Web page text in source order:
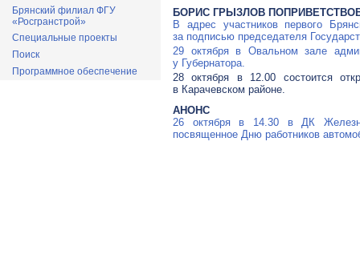
Брянский филиал ФГУ
«Росгранстрой»
Специальные проекты
Поиск
Программное обеспечение
БОРИС ГРЫЗЛОВ
В адрес участников первого
за подписью председателя
29 октября в Овальном зале
у Губернатора.
28 октября в 12.00 состоится
в Карачевском районе.
АНОНС
26 октября в 14.30 в ДК
посвященное Дню работников